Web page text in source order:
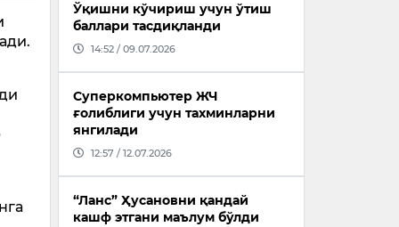
Ўқишни кўчириш учун ўтиш
баллари тасдиқланди
14:52 / 09.07.2026
Суперкомпьютер ЖЧ
ғолиблиги учун тахминларни
янгилади
12:57 / 12.07.2026
“Ланс” Ҳусановни қандай
кашф этгани маълум бўлди